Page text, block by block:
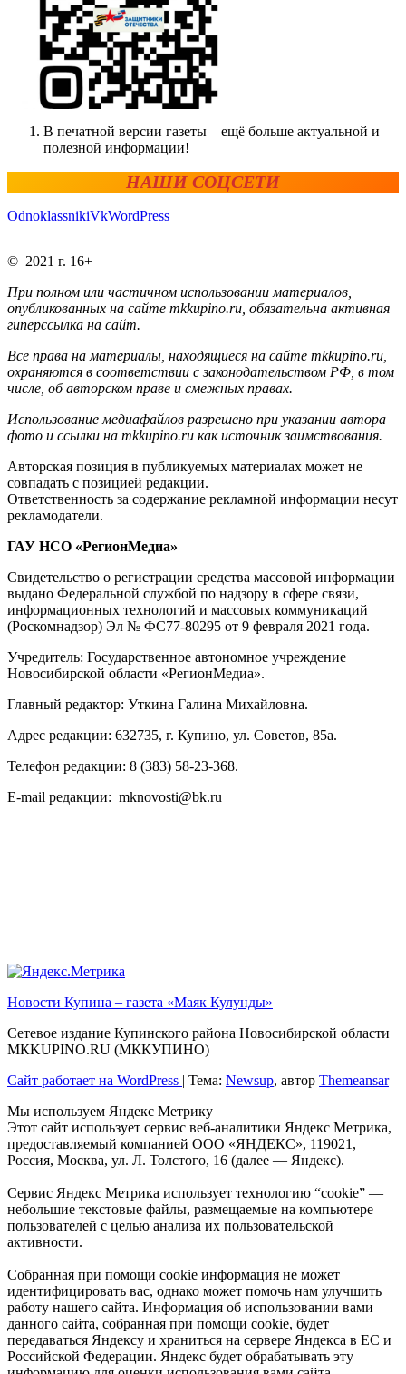
В печатной версии газеты – ещё больше актуальной и
полезной информации!
НАШИ СОЦСЕТИ
OdnoklassnikiVkWordPress
© 2021 г. 16+
При полном или частичном использовании материалов,
опубликованных на сайте mkkupino.ru, обязательна активная
гиперссылка на сайт.
Все права на материалы, находящиеся на сайте mkkupino.ru,
охраняются в соответствии с законодательством РФ, в том
числе, об авторском праве и смежных правах.
Использование медиафайлов разрешено при указании автора
фото и ссылки на mkkupino.ru как источник заимствования.
Авторская позиция в публикуемых материалах может не
совпадать с позицией редакции.
Ответственность за содержание рекламной информации несут
рекламодатели.
ГАУ НСО «РегионМедиа»
Свидетельство о регистрации средства массовой информации
выдано Федеральной службой по надзору в сфере связи,
информационных технологий и массовых коммуникаций
(Роскомнадзор) Эл № ФС77-80295 от 9 февраля 2021 года.
Учредитель: Государственное автономное учреждение
Новосибирской области «РегионМедиа».
Главный редактор: Уткина Галина Михайловна.
Адрес редакции: 632735, г. Купино, ул. Советов, 85а.
Телефон редакции: 8 (383) 58-23-368.
E-mail редакции: mknovosti@bk.ru
Новости Купина – газета «Маяк Кулунды»
Сетевое издание Купинского района Новосибирской области
МКKUPINO.RU (МККУПИНО)
Сайт работает на WordPress | Тема: Newsup, автор Themeansar
Мы используем Яндекс Метрику
Этот сайт использует сервис веб-аналитики Яндекс Метрика,
предоставляемый компанией ООО «ЯНДЕКС», 119021,
Россия, Москва, ул. Л. Толстого, 16 (далее — Яндекс).
Сервис Яндекс Метрика использует технологию “cookie” —
небольшие текстовые файлы, размещаемые на компьютере
пользователей с целью анализа их пользовательской
активности.
Собранная при помощи cookie информация не может
идентифицировать вас, однако может помочь нам улучшить
работу нашего сайта. Информация об использовании вами
данного сайта, собранная при помощи cookie, будет
передаваться Яндексу и храниться на сервере Яндекса в ЕС и
Российской Федерации. Яндекс будет обрабатывать эту